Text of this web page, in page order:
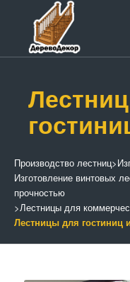
Производство лестниц>
Изготовление винтовых
прочностью
>Лестницы для
Лестницы для гостиниц